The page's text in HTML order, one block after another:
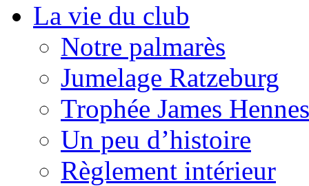
La vie du club
Notre palmarès
Jumelage Ratzeburg
Trophée James
Un peu d’histoire
Règlement intérieur